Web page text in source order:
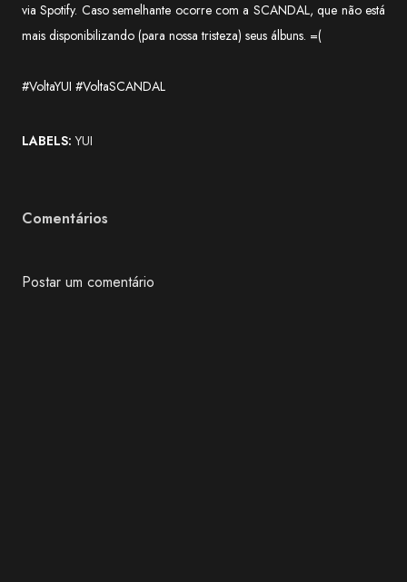
via Spotify. Caso semelhante ocorre com a SCANDAL, que não está
mais disponibilizando (para nossa tristeza) seus álbuns. =(
#VoltaYUI #VoltaSCANDAL
LABELS: YUI
Comentários
Postar um comentário